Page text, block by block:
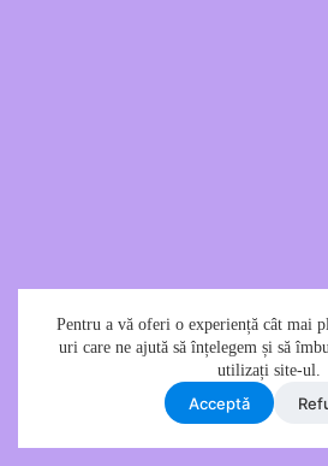
Pentru a vă oferi o experiență cât mai
uri care ne ajută să înțelegem și să
utilizați site-ul.
Acceptǎ